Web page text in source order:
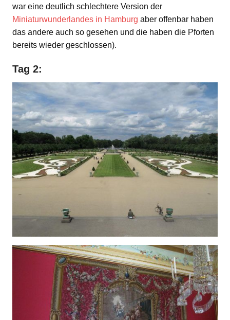
war eine deutlich schlechtere Version der
Miniaturwunderlandes in Hamburg aber offenbar haben
das andere auch so gesehen und die haben die Pforten
bereits wieder geschlossen).
Tag 2: